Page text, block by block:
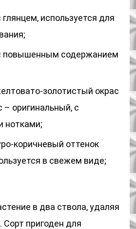
используется для
повышенным содержанием
золотистый окрас
– оригинальный, с
нотками;
коричневый оттенок
в свежем виде;
в два ствола, удаляя
пригоден для